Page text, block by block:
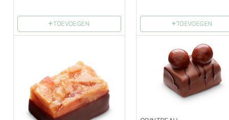
+TOEVOEGEN +TOEVOEGEN